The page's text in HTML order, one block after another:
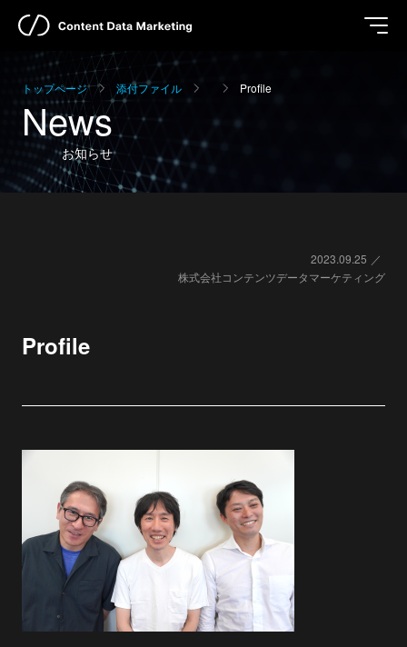
トップページ 添付ファイル Profile
News
お知らせ
2023.09.25
株式会社コンテンツデータマーケティング
Profile